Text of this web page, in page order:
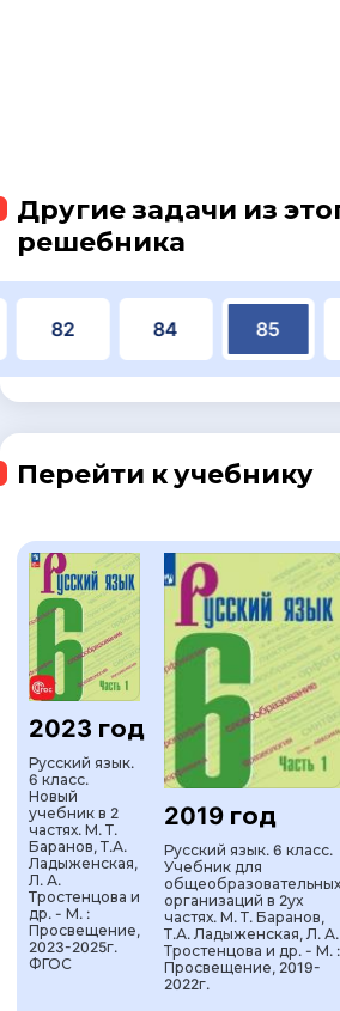
Другие задачи из
решебника
82 84 85
Перейти к учебнику
2023 год
Русский язык.
6 класс.
Новый
учебник в 2
частях. М. Т.
Баранов, Т.А.
Ладыженская,
Л. А.
Тростенцова и
др. - М. :
Просвещение,
2023-2025г.
ФГОС
2019 год
Русский язык. 6 класс.
Учебник для
общеобразовательных
организаций в 2ух
частях. М. Т. Баранов,
Т.А. Ладыженская, Л. А.
Тростенцова и др. - М. :
Просвещение, 2019-
2022г.